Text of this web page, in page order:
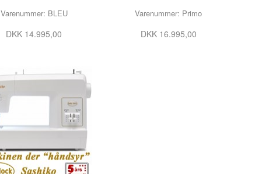
Varenummer: BLEU
DKK 14.995,00
Varenummer: Primo
DKK 16.995,00